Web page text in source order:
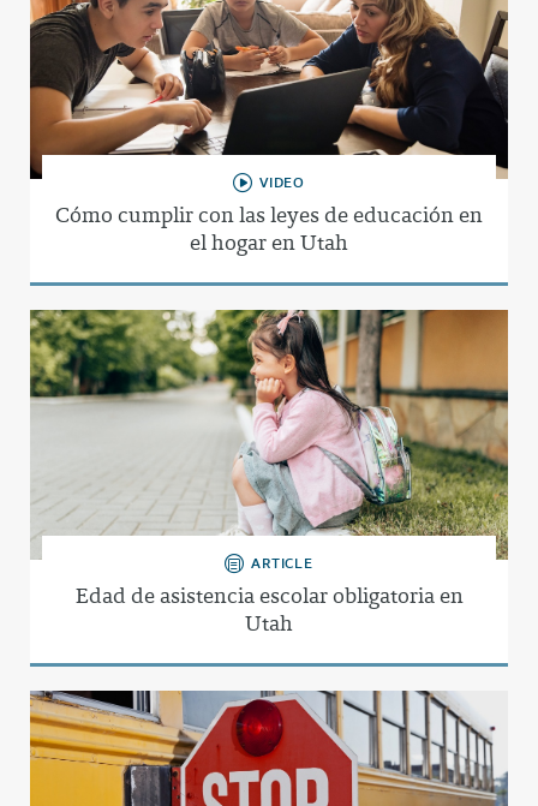
VIDEO
Cómo cumplir con las leyes de educación en
el hogar en Utah
ARTICLE
Edad de asistencia escolar obligatoria en
Utah